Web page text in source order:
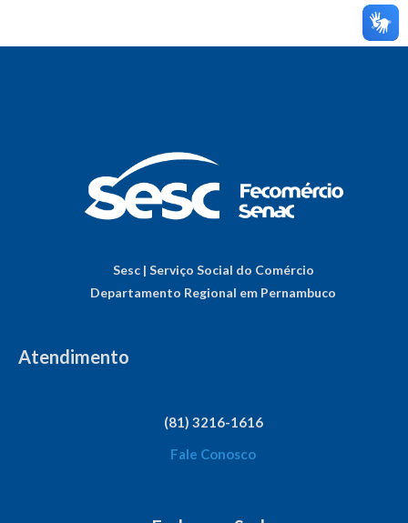
Sesc | Serviço Social do Comércio
Departamento Regional em Pernambuco
Atendimento
(81) 3216-1616
Fale Conosco